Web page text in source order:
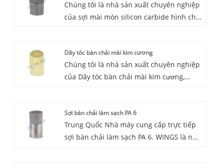
Chúng tôi là nhà sản xuất chuyên nghiệp
của sợi mài mòn silicon carbide hình chữ
Dây tóc bàn chải mài kim cương
Chúng tôi là nhà sản xuất chuyên nghiệp
của Dây tóc bàn chải mài kim cương,
Sợi bàn chải làm sạch PA 6
Trung Quốc Nhà máy cung cấp trực tiếp
sợi bàn chải làm sạch PA 6. WINGS là nhà